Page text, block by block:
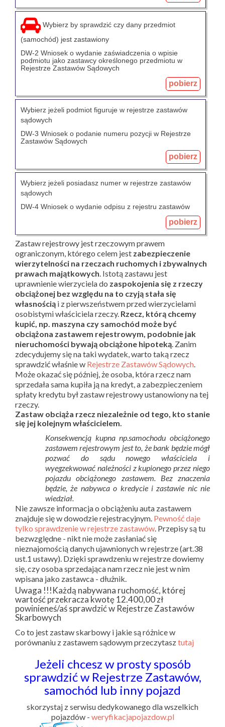
Wybierz by sprawdzić czy dany przedmiot
(samochód) jest zastawiony
DW-2 Wniosek o wydanie zaświadczenia o wpisie
podmiotu jako zastawcy określonego przedmiotu w
Rejestrze Zastawów Sądowych
pobierz
Wybierz jeżeli podmiot figuruje w rejestrze zastawów
sądowych
DW-3 Wniosek o podanie numeru pozycji w Rejestrze
Zastawów Sądowych
pobierz
Wybierz jeżeli posiadasz numer w rejestrze zastawów
sądowych
DW-4 Wniosek o wydanie odpisu z rejestru zastawów
pobierz
Zastaw rejestrowy jest rzeczowym prawem
ograniczonym, którego celem jest zabezpieczenie
wierzytelności na rzeczach ruchomych i zbywalnych
prawach majątkowych. Istotą zastawu jest
uprawnienie wierzyciela do zaspokojenia się z rzeczy
obciążonej bez względu na to czyją stała się
własnością i z pierwszeństwem przed wierzycielami
osobistymi właściciela rzeczy. Rzecz, którą chcemy
kupić, np. maszyna czy samochód może być
obciążona zastawem rejestrowym, podobnie jak
nieruchomości bywają obciążone hipoteką. Zanim
zdecydujemy się na taki wydatek, warto taką rzecz
sprawdzić właśnie w Rejestrze Zastawów Sądowych.
Może okazać się później, że osoba, która rzecz nam
sprzedała sama kupiła ją na kredyt, a zabezpieczeniem
spłaty kredytu był zastaw rejestrowy ustanowiony na tej
rzeczy.
Zastaw obciąża rzecz niezależnie od tego, kto stanie
się jej kolejnym właścicielem.
Konsekwencją kupna np.samochodu obciążonego
zastawem rejestrowym jest to, że bank będzie mógł
pozwać do sądu nowego właściciela i
wyegzekwować należności z kupionego przez niego
pojazdu obciążonego zastawem. Bez znaczenia
będzie, że nabywca o kredycie i zastawie nic nie
wiedział.
Nie zawsze informacja o obciążeniu auta zastawem
znajduje się w dowodzie rejestracyjnym. Pewność daje
tylko sprawdzenie w rejestrze zastawów. Przepisy są tu
bezwzględne - nikt nie może zasłaniać się
nieznajomością danych ujawnionych w rejestrze (art.38
ust.1 ustawy). Dzięki sprawdzeniu w rejestrze dowiemy
się, czy osoba sprzedająca nam rzecz nie jest w nim
wpisana jako zastawca - dłużnik.
Uwaga !!!Każdą nabywana ruchomość, której
wartość przekracza kwotę 12.400,00 zł
powinieneś/aś sprawdzić w Rejestrze Zastawów
Skarbowych
Co to jest zastaw skarbowy i jakie są różnice w
porównaniu z zastawem sądowym przeczytasztutaj
Jeżeli chcesz w prosty sposób
sprawdzić w Rejestrze Zastawów,
samochód lub inny pojazd
skorzystaj z serwisu dedykowanego dla wszelkich
pojazdów - weryfikacjapojazdow.pl